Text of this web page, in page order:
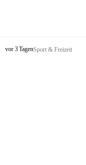
S
vor 3 TagenSport & Freizeit